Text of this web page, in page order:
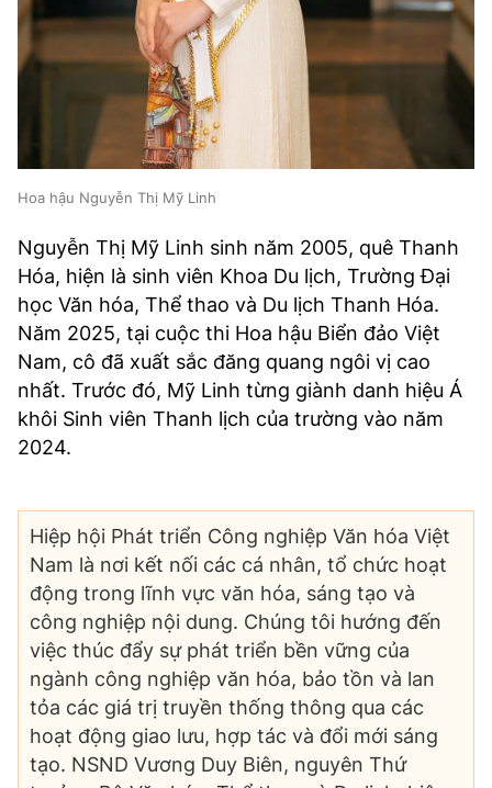
Hoa hậu Nguyễn Thị Mỹ Linh
Nguyễn Thị Mỹ Linh sinh năm 2005, quê Thanh
Hóa, hiện là sinh viên Khoa Du lịch, Trường Đại
học Văn hóa, Thể thao và Du lịch Thanh Hóa.
Năm 2025, tại cuộc thi Hoa hậu Biển đảo Việt
Nam, cô đã xuất sắc đăng quang ngôi vị cao
nhất. Trước đó, Mỹ Linh từng giành danh hiệu Á
khôi Sinh viên Thanh lịch của trường vào năm
2024.
Hiệp hội Phát triển Công nghiệp Văn hóa Việt
Nam là nơi kết nối các cá nhân, tổ chức hoạt
động trong lĩnh vực văn hóa, sáng tạo và
công nghiệp nội dung. Chúng tôi hướng đến
việc thúc đẩy sự phát triển bền vững của
ngành công nghiệp văn hóa, bảo tồn và lan
tỏa các giá trị truyền thống thông qua các
hoạt động giao lưu, hợp tác và đổi mới sáng
tạo. NSND Vương Duy Biên, nguyên Thứ